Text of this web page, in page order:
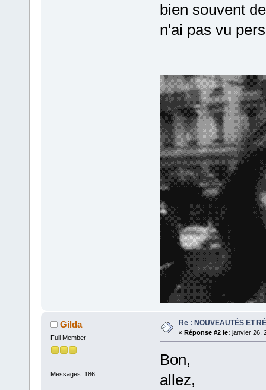
bien souvent
n'ai pas vu
Gilda
Full Member
Messages: 186
Re : NOUVEAUTÉS ET
« Réponse #2 le: janvier 26,
Bon,
allez,